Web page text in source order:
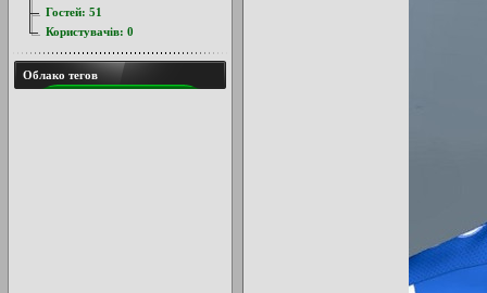
Гостей: 51
Користувачів: 0
Облако тегов